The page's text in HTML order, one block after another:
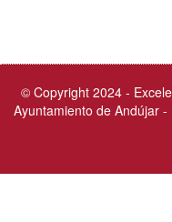
© Copyright 2024 -
Ayuntamiento de Andújar -